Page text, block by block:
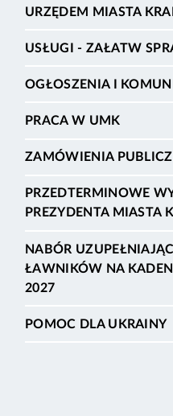
URZĘDEM MIASTA
USŁUGI - ZAŁATW
OGŁOSZENIA I
PRACA W UMK
ZAMÓWIENIA
PRZEDTERMINOWE
PREZYDENTA MIASTA
NABÓR
ŁAWNIKÓW NA
2027
POMOC DLA UKRAINY